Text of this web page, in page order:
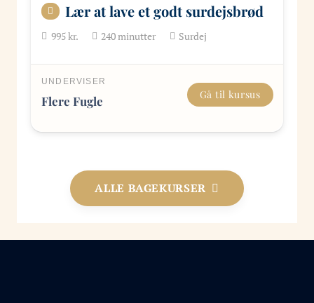
Lær at lave et godt surdejsbrød
995kr. 240minutter Surdej
UNDERVISER
Flere Fugle Gå til kursus
ALLE BAGEKURSER